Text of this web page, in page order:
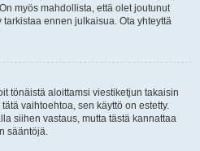
myös mahdollista, että olet joutunut
ennen julkaisua. Ota yhteyttä
tönäistä aloittamsi viestiketjun takaisin
vaihtoehtoa, sen käyttö on estetty.
siihen vastaus, mutta tästä kannattaa
sääntöjä.